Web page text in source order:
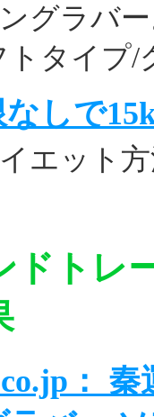
グラバ
トタイプ/
しで
エット
ドトレ
：